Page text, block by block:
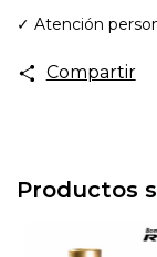
✓ Atención
Compartir
Productos